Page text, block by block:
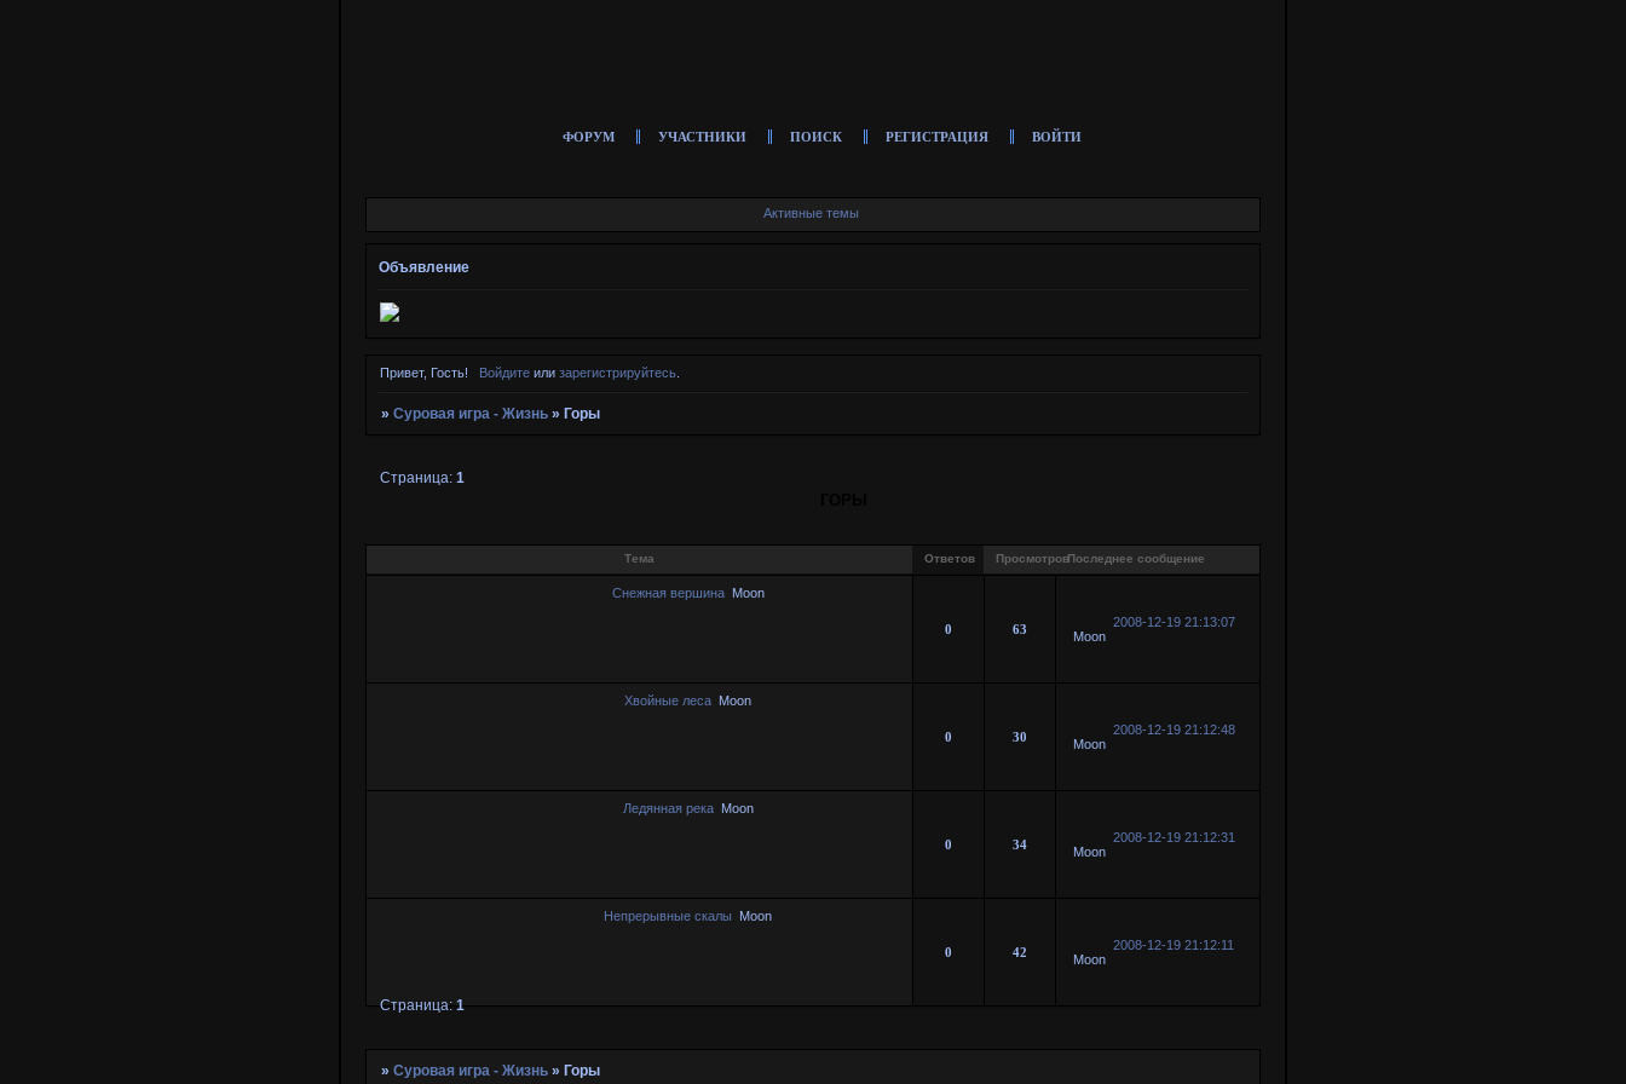
ФОРУМ УЧАСТНИКИ ПОИСК РЕГИСТРАЦИЯ ВОЙТИ
Активные темы
Объявление
Привет, Гость! Войдитеили зарегистрируйтесь.
»Суровая игра - Жизнь » Горы
Страница:1
Тема Ответов ПросмотровПоследнее сообщение
Снежная вершина Moon
0 63
2008-12-19 21:13:07
Moon
Хвойные леса Moon
0 30
2008-12-19 21:12:48
Moon
Ледянная река Moon
0 34
2008-12-19 21:12:31
Moon
Непрерывные скалы Moon
0 42
2008-12-19 21:12:11
Moon
Страница:1
»Суровая игра - Жизнь »Горы